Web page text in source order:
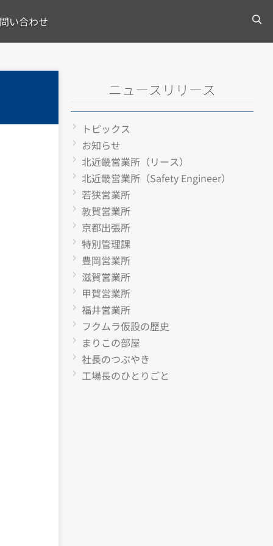
い合わせ
ニュースリリース
トピックス
お知らせ
北近畿営業所（リース）
北近畿営業所（Safety Engineer）
若狭営業所
敦賀営業所
京都出張所
特別管理課
豊岡営業所
滋賀営業所
甲賀営業所
福井営業所
フクムラ仮設の歴史
まりこの部屋
社長のつぶやき
工場長のひとりごと